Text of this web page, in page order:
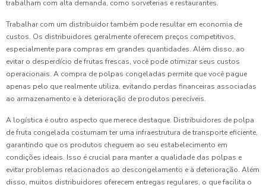
trabalham com alta demanda, como sorveterias e restaurantes.
Trabalhar com um distribuidor também pode resultar em economia de
custos. Os distribuidores geralmente oferecem preços competitivos,
especialmente para compras em grandes quantidades. Além disso, ao
evitar o desperdício de frutas frescas, você pode otimizar seus custos
operacionais. A compra de polpas congeladas permite que você pague
apenas pelo que realmente utiliza, evitando perdas financeiras associadas
ao armazenamento e à deterioração de produtos perecíveis.
A logística é outro aspecto que merece destaque. Distribuidores de polpa
de fruta congelada costumam ter uma infraestrutura de transporte eficiente,
garantindo que os produtos cheguem ao seu estabelecimento em
condições ideais. Isso é crucial para manter a qualidade das polpas e
evitar problemas relacionados ao descongelamento e à deterioração. Além
disso, muitos distribuidores oferecem entregas regulares, o que facilita o